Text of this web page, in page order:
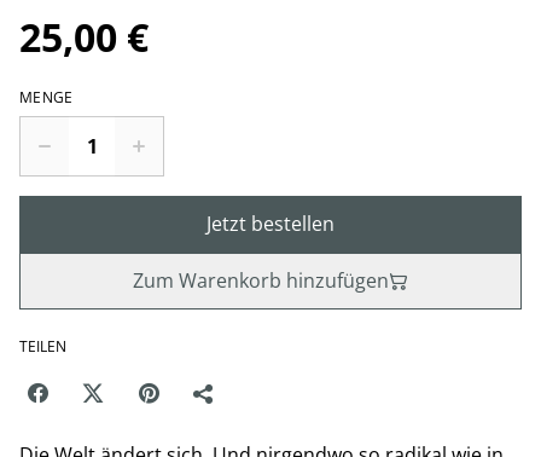
25,00 €
MENGE
Jetzt bestellen
Zum Warenkorb hinzufügen
TEILEN